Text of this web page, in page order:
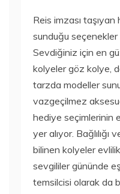
Reis imzası
sunduğu seçenekler
Sevdiğiniz için en
kolyeler göz kolye,
tarzda modeller
vazgeçilmez
hediye seçimlerinin
yer alıyor.
bilinen kolyeler
sevgililer gününde
temsilcisi olarak da